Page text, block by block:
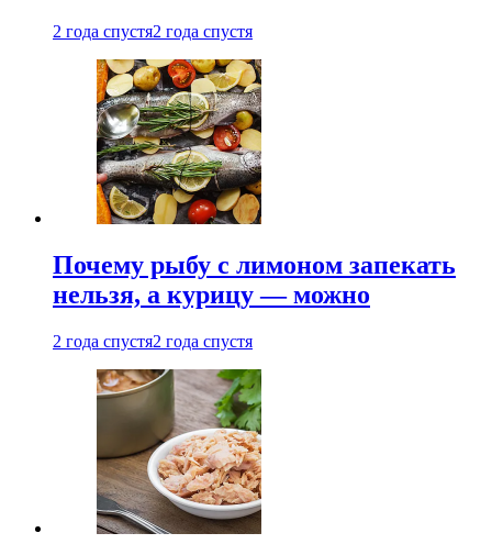
2 года спустя2 года спустя
Почему рыбу с лимоном запекать
нельзя, а курицу — можно
2 года спустя2 года спустя